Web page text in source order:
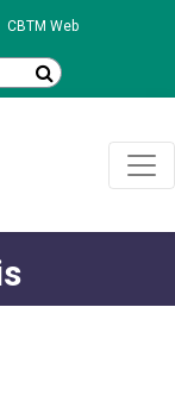
CBTM Web